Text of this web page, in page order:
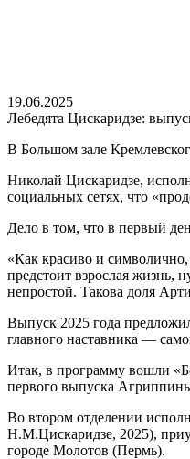
19.06.2025
Лебедята Цискаридзе:
В Большом зале
Николай Цискаридзе,
социальных сетях, что
Дело в том, что в первый
«Как красиво и
предстоит взрослая жизнь,
непростой. Такова доля
Выпуск 2025 года
главного наставника —
Итак, в программу вошли
первого выпуска
Во втором отделении
Н.М.Цискаридзе, 2025),
городе Молотов (Пермь).